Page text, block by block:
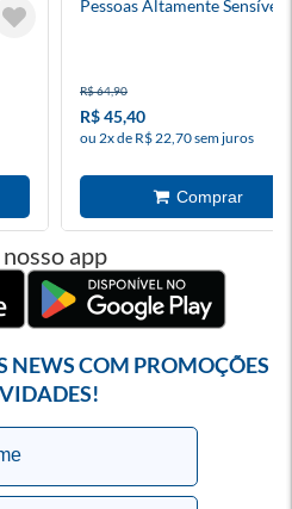
Pessoas Altamente Sensíveis
R$ 64,90
R$ 45,40
ou 2x de R$ 22,70 sem juros
app
NEWS COM PROMOÇÕES